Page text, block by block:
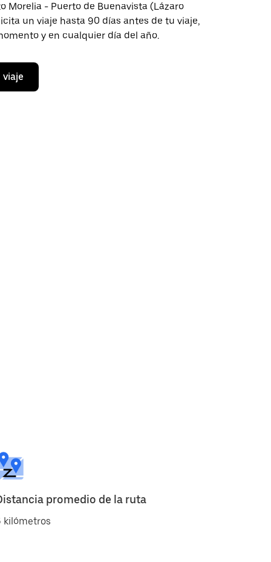
Morelia - Puerto de Buenavista (Lázaro
un viaje hasta 90 días antes de tu viaje,
y en cualquier día del año.
viaje
promedio de la ruta
kilómetros